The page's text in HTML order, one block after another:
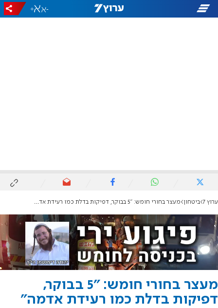
-
+
ערוץ 7 ביטחון מעצר בחורי חומש: "5 בבוקר, דפיקות בדלת כמו רעידת אדמה"
מעצר בחורי חומש: "5 בבוקר,
דפיקות בדלת כמו רעידת אדמה"